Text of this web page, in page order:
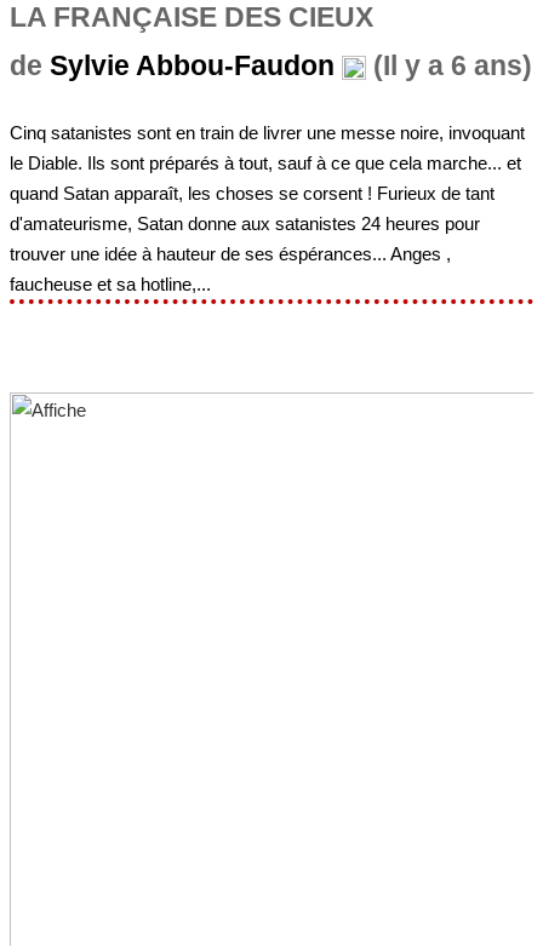
LA FRANÇAISE DES CIEUX
de Sylvie Abbou-Faudon (Il y a 6 ans)
Cinq satanistes sont en train de livrer une messe noire, invoquant
le Diable. Ils sont préparés à tout, sauf à ce que cela marche... et
quand Satan apparaît, les choses se corsent ! Furieux de tant
d'amateurisme, Satan donne aux satanistes 24 heures pour
trouver une idée à hauteur de ses éspérances... Anges ,
faucheuse et sa hotline,...